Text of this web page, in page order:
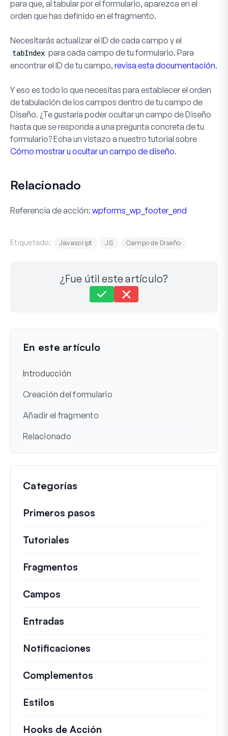
para que, al tabular por el formulario, aparezca en el
orden que has definido en el fragmento.
Necesitarás actualizar el ID de cada campo y el
tabIndex para cada campo de tu formulario. Para
encontrar el ID de tu campo, revisa esta documentación.
Y eso es todo lo que necesitas para establecer el orden
de tabulación de los campos dentro de tu campo de
Diseño. ¿Te gustaría poder ocultar un campo deDiseño
hasta que se responda a una pregunta concreta de tu
formulario? Echa un vistazo a nuestro tutorial sobre
Cómo mostrar u ocultar un campo de diseño.
Relacionado
Referencia de acción: wpforms_wp_footer_end
Etiquetado: Javascript JS Campo de Diseño
¿Fue útil este artículo?
Última actualización el 01 ago 2023
En este artículo
Introducción
Creación del formulario
Añadir el fragmento
Relacionado
Categorías
Primeros pasos
Tutoriales
Fragmentos
Campos
Entradas
Notificaciones
Complementos
Estilos
Hooks de Acción